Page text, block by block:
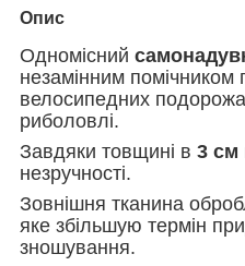
Опис
Одномісний
незамінним помічником
велосипедних
риболовлі.
Завдяки товщині в 3 см
незручності.
Зовнішня тканина
яке збільшую термін
зношування.